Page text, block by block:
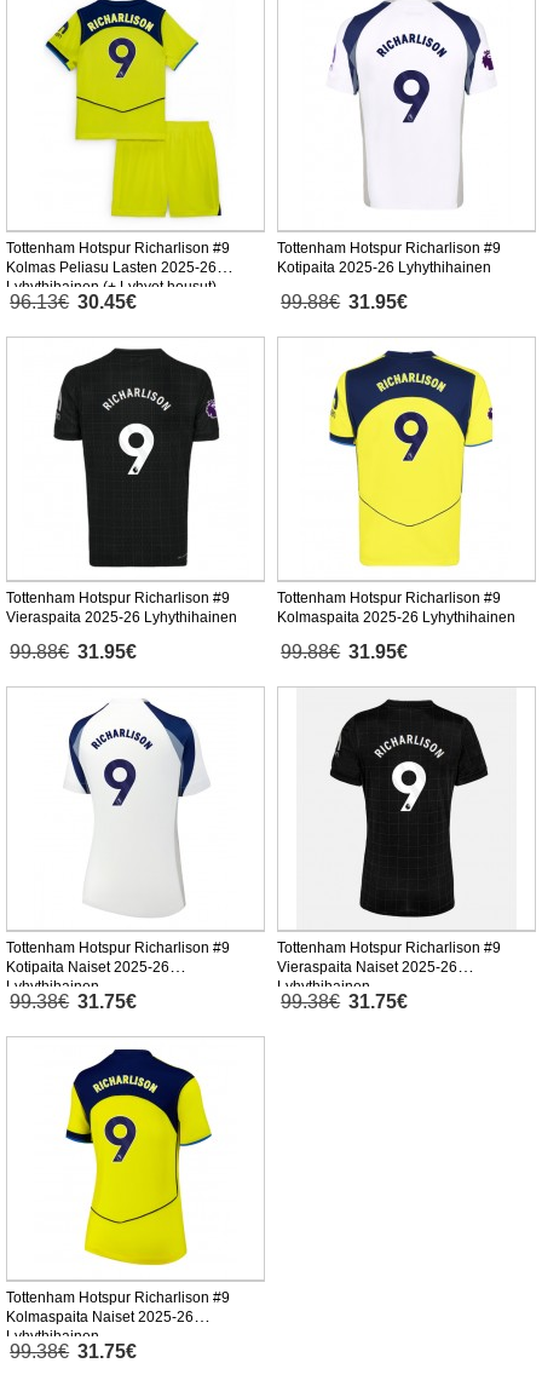
Tottenham Hotspur Richarlison #9
Kolmas Peliasu Lasten 2025-26
Lyhythihainen (+ Lyhyet housut)
96.13€ 30.45€
Tottenham Hotspur Richarlison #9
Kotipaita 2025-26 Lyhythihainen
99.88€ 31.95€
Tottenham Hotspur Richarlison #9
Vieraspaita 2025-26 Lyhythihainen
99.88€ 31.95€
Tottenham Hotspur Richarlison #9
Kolmaspaita 2025-26 Lyhythihainen
99.88€ 31.95€
Tottenham Hotspur Richarlison #9
Kotipaita Naiset 2025-26
Lyhythihainen
99.38€ 31.75€
Tottenham Hotspur Richarlison #9
Vieraspaita Naiset 2025-26
Lyhythihainen
99.38€ 31.75€
Tottenham Hotspur Richarlison #9
Kolmaspaita Naiset 2025-26
Lyhythihainen
99.38€ 31.75€